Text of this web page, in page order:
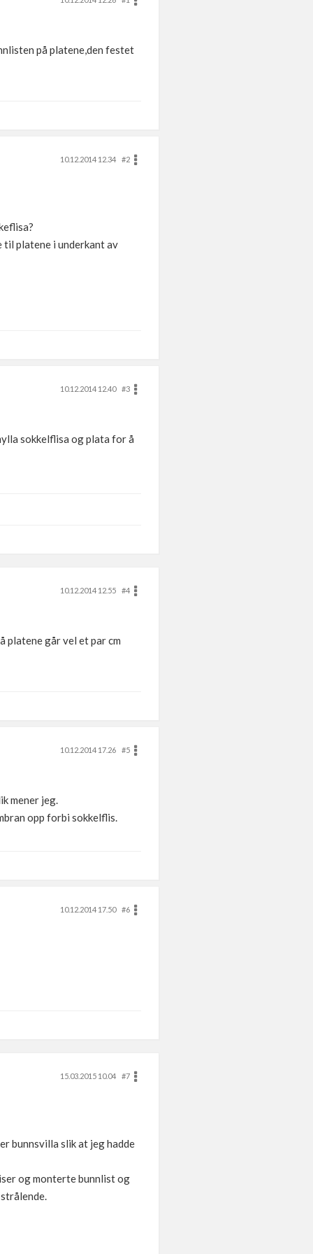
på platene,den festet
10.12.2014 12.34
#2
til platene i underkant av
10.12.2014 12.40
#3
sokkelflisa og plata for å
10.12.2014 12.55
#4
platene går vel et par cm
10.12.2014 17.26
#5
mener jeg.
opp forbi sokkelflis.
10.12.2014 17.50
#6
15.03.2015 10.04
#7
bunnsvilla slik at jeg hadde
og monterte bunnlist og